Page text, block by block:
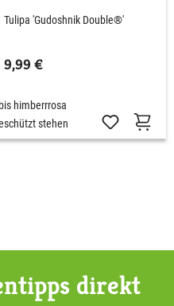
Tulipa 'Gudoshnik Double®'
9,99 €
himberrrosa
stehen
direkt